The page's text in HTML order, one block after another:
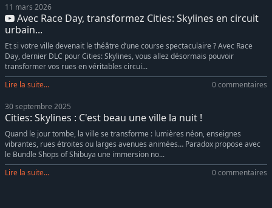
Cities: Skylines - Hotels & Retreats
Cities: Skylines - Race Day Bundle -10% 21,36€
Cities: Skylines - Race Day -10%
Cities: Skylines - Harumi Nights FM 3,99€
Cities: Skylines - Harvest Harmony
Cities: Skylines - Rock City Radio 3,99€
Cities: Skylines - Relaxation Station
-10% 4,49€
11 mars 2026
Avec Race Day, transformez Cities: Skylines en circuit
urbain...
Et si votre ville devenait le théâtre d’une course spectaculaire ? Avec Race
Day, dernier DLC pour Cities: Skylines, vous allez désormais pouvoir
transformer vos rues en véritables circui...
Lire la suite...
0 commentaires
30 septembre 2025
Cities: Skylines : C'est beau une ville la nuit !
Quand le jour tombe, la ville se transforme : lumières néon, enseignes
vibrantes, rues étroites ou larges avenues animées… Paradox propose avec
le Bundle Shops of Shibuya une immersion no...
Lire la suite...
0 commentaires